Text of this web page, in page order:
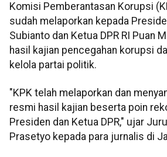
Komisi Pemberantasan Korupsi
sudah melaporkan kepada
Subianto dan Ketua DPR RI Puan
hasil kajian pencegahan korupsi
kelola partai politik.
"KPK telah melaporkan dan
resmi hasil kajian beserta poin
Presiden dan Ketua DPR," ujar
Prasetyo kepada para jurnalis di